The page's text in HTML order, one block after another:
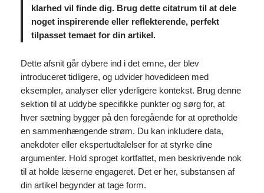
klarhed vil finde dig. Brug dette citatrum til at dele
noget inspirerende eller reflekterende, perfekt
tilpasset temaet for din artikel.
Dette afsnit går dybere ind i det emne, der blev
introduceret tidligere, og udvider hovedideen med
eksempler, analyser eller yderligere kontekst. Brug denne
sektion til at uddybe specifikke punkter og sørg for, at
hver sætning bygger på den foregående for at opretholde
en sammenhængende strøm. Du kan inkludere data,
anekdoter eller ekspertudtalelser for at styrke dine
argumenter. Hold sproget kortfattet, men beskrivende nok
til at holde læserne engageret. Det er her, substansen af
din artikel begynder at tage form.